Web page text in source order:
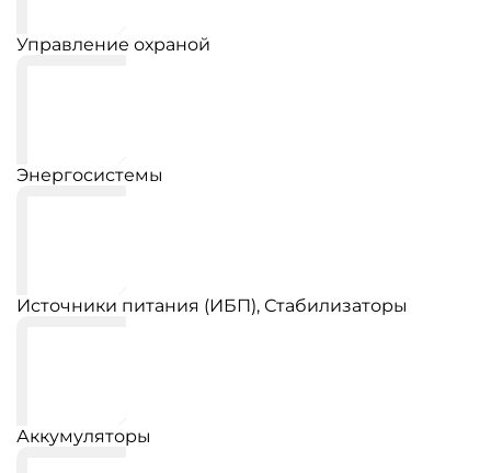
Управление охраной
Энергосистемы
Источники питания (ИБП), Стабилизаторы
Аккумуляторы